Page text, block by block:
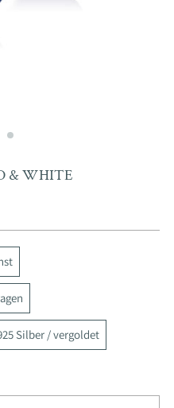
& WHITE
Silber / vergoldet